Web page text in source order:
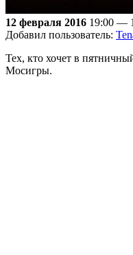
12 февраля 2016 19:00 —
Добавил пользователь:
Тех, кто хочет в
Мосигры.